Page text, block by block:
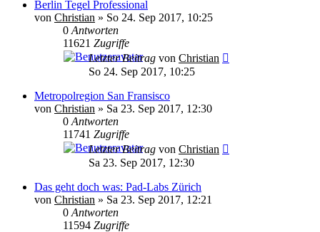
Berlin Tegel Professional
von Christian » So 24. Sep 2017, 10:25
0 Antworten
11621 Zugriffe
Letzter Beitrag von Christian
So 24. Sep 2017, 10:25
Metropolregion San Fransisco
von Christian » Sa 23. Sep 2017, 12:30
0 Antworten
11741 Zugriffe
Letzter Beitrag von Christian
Sa 23. Sep 2017, 12:30
Das geht doch was: Pad-Labs Zürich
von Christian » Sa 23. Sep 2017, 12:21
0 Antworten
11594 Zugriffe